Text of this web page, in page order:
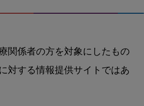
関係者の方を対象にしたもの
対する情報提供サイトではあ